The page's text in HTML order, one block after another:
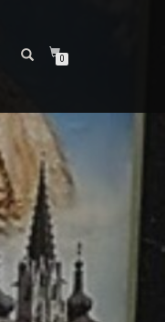
0